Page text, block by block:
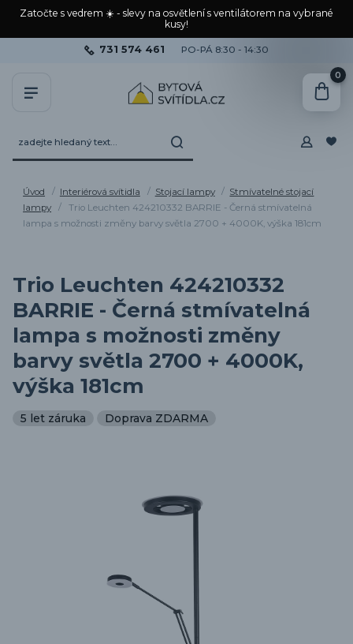
Zatočte s vedrem ☀️ - slevy na osvětlení s ventilátorem na vybrané
kusy!
731 574 461 PO-PÁ 8:30 - 14:30
0
Úvod Interiérová svítidla Stojací lampy
Stmívatelné stojací
lampy
Trio Leuchten 424210332 BARRIE - Černá stmívatelná
lampa s možnosti změny barvy světla 2700 + 4000K, výška 181cm
Trio Leuchten 424210332
BARRIE - Černá stmívatelná
lampa s možnosti změny
barvy světla 2700 + 4000K,
výška 181cm
5 let záruka Doprava ZDARMA